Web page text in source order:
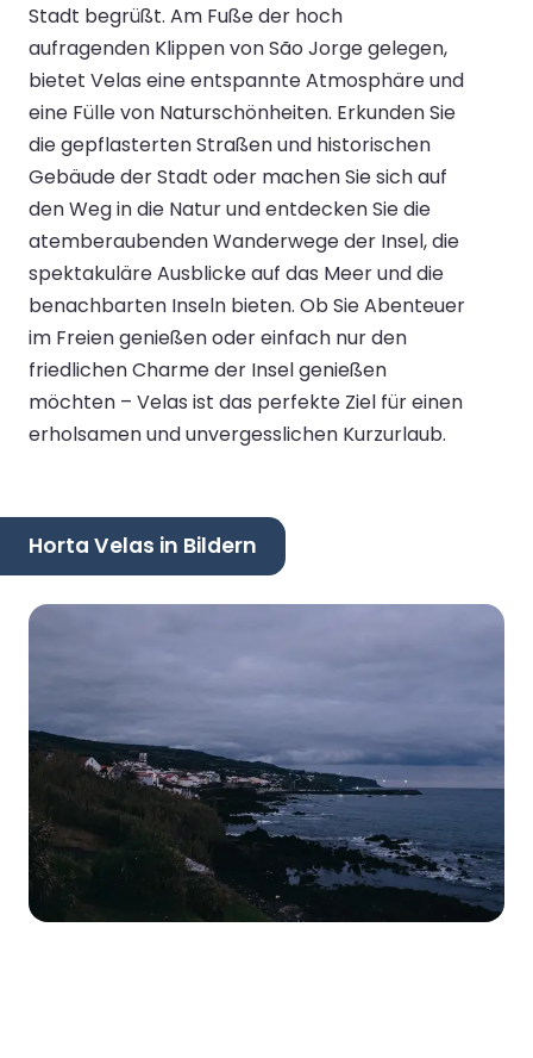
Stadt begrüßt. Am Fuße der hoch
aufragenden Klippen von São Jorge gelegen,
bietet Velas eine entspannte Atmosphäre und
eine Fülle von Naturschönheiten. Erkunden Sie
die gepflasterten Straßen und historischen
Gebäude der Stadt oder machen Sie sich auf
den Weg in die Natur und entdecken Sie die
atemberaubenden Wanderwege der Insel, die
spektakuläre Ausblicke auf das Meer und die
benachbarten Inseln bieten. Ob Sie Abenteuer
im Freien genießen oder einfach nur den
friedlichen Charme der Insel genießen
möchten – Velas ist das perfekte Ziel für einen
erholsamen und unvergesslichen Kurzurlaub.
Horta Velas in Bildern